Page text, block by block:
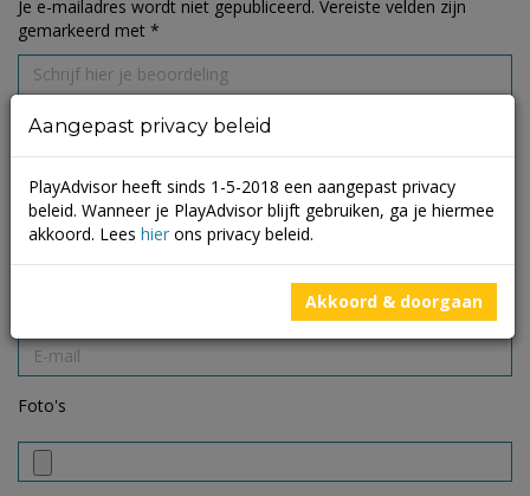
Je e-mailadres wordt niet gepubliceerd. Vereiste velden zijn
gemarkeerd met *
Foto's
Aangepast privacy beleid
PlayAdvisor heeft sinds 1-5-2018 een aangepast privacy
beleid. Wanneer je PlayAdvisor blijft gebruiken, ga je hiermee
akkoord. Lees hier ons privacy beleid.
Akkoord & doorgaan